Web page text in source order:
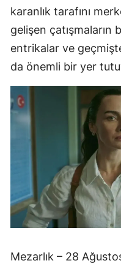
karanlık tarafını
gelişen çatışmaların
entrikalar ve
da önemli bir yer
Mezarlık – 28